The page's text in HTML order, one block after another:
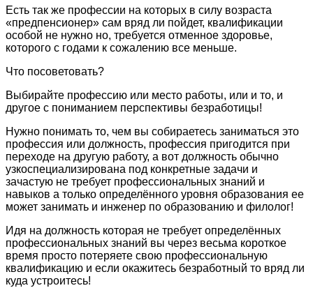
Есть так же профессии на которых в силу возраста
«предпенсионер» сам вряд ли пойдет, квалификации
особой не нужно но, требуется отменное здоровье,
которого с годами к сожалению все меньше.
Что посоветовать?
Выбирайте профессию или место работы, или и то, и
другое с пониманием перспективы безработицы!
Нужно понимать то, чем вы собираетесь заниматься это
профессия или должность, профессия пригодится при
переходе на другую работу, а вот должность обычно
узкоспециализирована под конкретные задачи и
зачастую не требует профессиональных знаний и
навыков а только определённого уровня образования ее
может занимать и инженер по образованию и филолог!
Идя на должность которая не требует определённых
профессиональных знаний вы через весьма короткое
время просто потеряете свою профессиональную
квалификацию и если окажитесь безработный то вряд ли
куда устроитесь!